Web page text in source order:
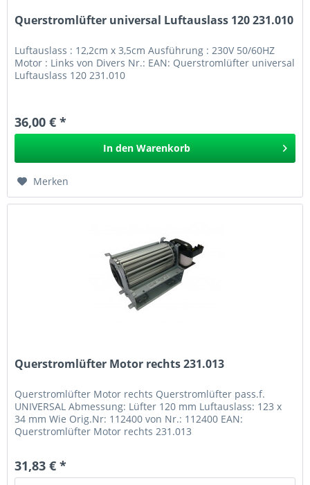
Querstromlüfter universal Luftauslass 120 231.010
Luftauslass : 12,2cm x 3,5cm Ausführung : 230V 50/60HZ
Motor : Links von Divers Nr.: EAN: Querstromlüfter universal
Luftauslass 120 231.010
36,00 € *
In den Warenkorb
Merken
Querstromlüfter Motor rechts 231.013
Querstromlüfter Motor rechts Querstromlüfter pass.f.
UNIVERSAL Abmessung: Lüfter 120 mm Luftauslass: 123 x
34 mm Wie Orig.Nr: 112400 von Nr.: 112400 EAN:
Querstromlüfter Motor rechts 231.013
31,83 € *